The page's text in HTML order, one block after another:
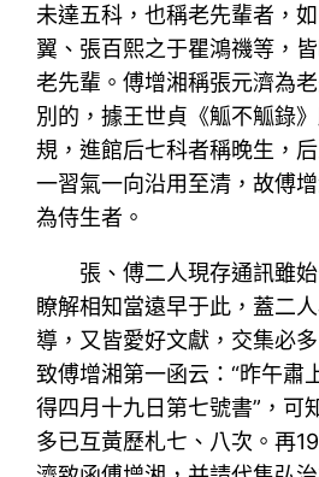
未達五科，也稱老先輩者，
翼、張百熙之于瞿鴻禨等，
老先輩。傅增湘稱張元濟為
別的，據王世貞《觚不觚錄
規，進館后七科者稱晚生，
一習氣一向沿用至清，故傅
為侍生者。
張、傅二人現存通訊雖
瞭解相知當遠早于此，蓋二
導，又皆愛好文獻，交集必
致傅增湘第一函云：“昨午肅
得四月十九日第七號書”，可
多已互黃歷札七、八次。再